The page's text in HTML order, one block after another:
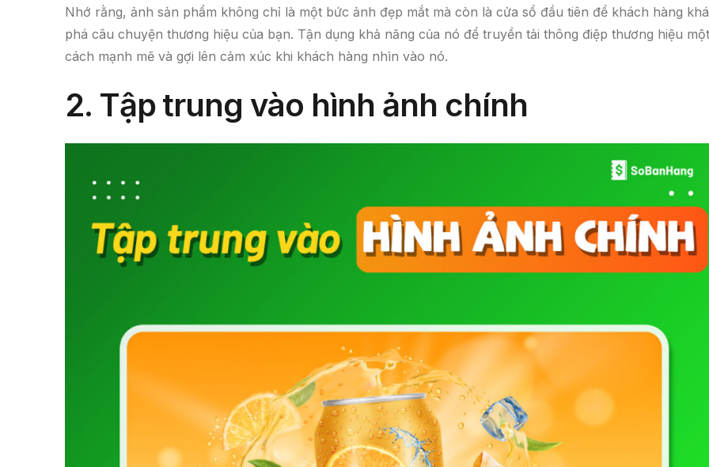
Nhớ rằng, ảnh sản phẩm không chỉ là một bức ảnh đẹp mắt mà còn là cửa sổ đầu tiên để khách hàng
phá câu chuyện thương hiệu của bạn. Tận dụng khả năng của nó để truyền tải thông điệp thương hiệu một
cách mạnh mẽ và gợi lên cảm xúc khi khách hàng nhìn vào nó.
2. Tập trung vào hình ảnh chính